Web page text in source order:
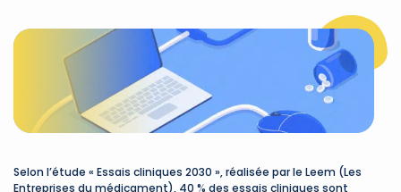
Selon l’étude « Essais cliniques 2030 », réalisée par le Leem (Les
Entreprises du médicament), 40 % des essais cliniques sont